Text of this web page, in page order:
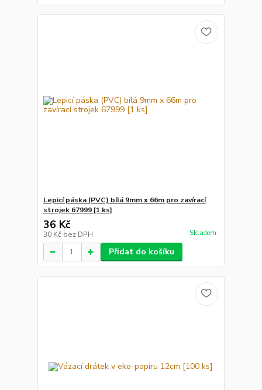
Lepicí páska (PVC) bílá 9mm x 66m pro zavírací
strojek 67999 [1 ks]
36 Kč
30 Kč bez DPH Skladem
Přidat do košíku